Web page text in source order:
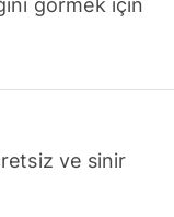
görmek için
ve sinir